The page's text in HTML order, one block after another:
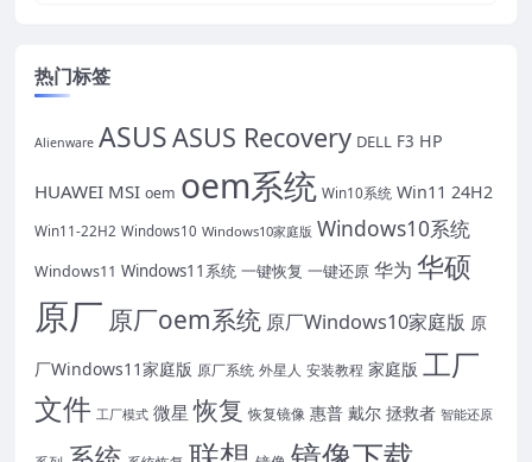
热门标签
Alienware ASUSASUS Recovery DELL F3 HP
HUAWEI MSI oem oem系统 Win10系统 Win11 24H2
Win11-22H2 Windows10 Windows10家庭版 Windows10系统
Windows11 Windows11系统 一键恢复 一键还原 华为 华硕
原厂 原厂oem系统 原厂Windows10家庭版 原
厂Windows11家庭版 原厂系统 外星人 安装教程 家庭版 工厂
文件 工厂模式 微星 恢复 恢复镜像 惠普 戴尔 拯救者 智能还原